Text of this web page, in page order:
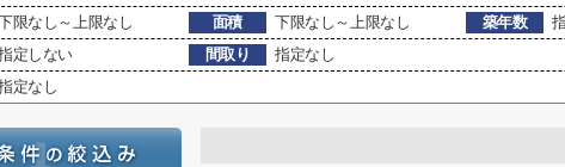
限なし～上限なし 面積 下限なし～上限なし 築年数
定しない 間取り
指定なし
定なし